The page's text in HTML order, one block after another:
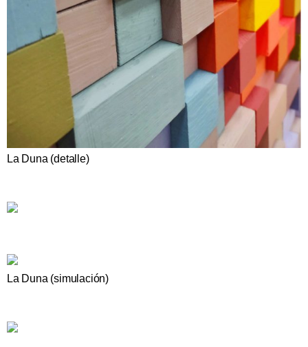
La Duna (detalle)
La Duna (simulación)